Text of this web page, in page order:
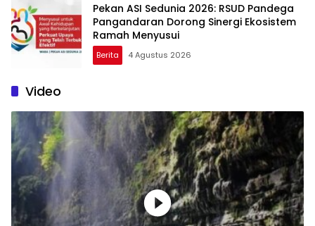
Pekan ASI Sedunia 2026: RSUD Pandega
Pangandaran Dorong Sinergi Ekosistem
Ramah Menyusui
Berita 4 Agustus 2026
Video